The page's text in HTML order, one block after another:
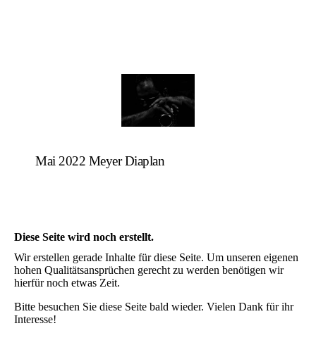
Mai 2022 Meyer Diaplan
Diese Seite wird noch erstellt.
Wir erstellen gerade Inhalte für diese Seite. Um unseren eigenen
hohen Qualitätsansprüchen gerecht zu werden benötigen wir
hierfür noch etwas Zeit.
Bitte besuchen Sie diese Seite bald wieder. Vielen Dank für ihr
Interesse!